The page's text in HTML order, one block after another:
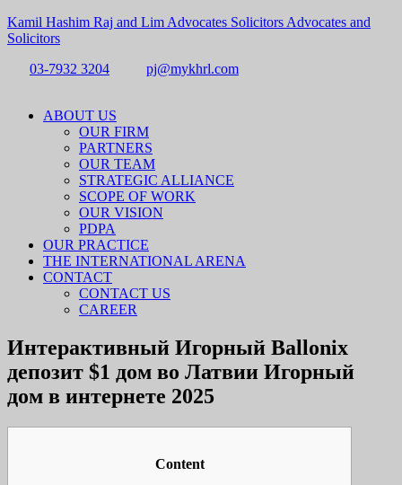
Kamil Hashim Raj and Lim Advocates Solicitors Advocates and
Solicitors
03-7932 3204
pj@mykhrl.com
Menu
ABOUT US
OUR FIRM
PARTNERS
OUR TEAM
STRATEGIC ALLIANCE
SCOPE OF WORK
OUR VISION
PDPA
OUR PRACTICE
THE INTERNATIONAL ARENA
CONTACT
CONTACT US
CAREER
Интерактивный Игорный Ballonix
депозит $1 дом во Латвии Игорный
дом в интернете 2025
Content